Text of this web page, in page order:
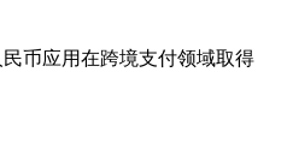
币应用在跨境支付领域取得